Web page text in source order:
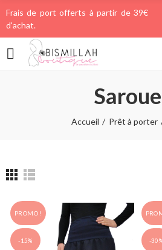
Frais de port offerts à partir de 39€
d'achat.
Accueil Prêt à porter
PROMO !
-15% -